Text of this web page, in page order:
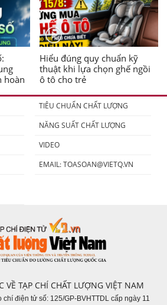
hoàn
Hiểu đúng quy chuẩn kỹ
thuật khi lựa chọn ghế ngồi
ô tô cho trẻ
TIÊU CHUẨN CHẤT LƯỢNG
NĂNG SUẤT CHẤT LƯỢNG
VIDEO
EMAIL:TOASOAN@VIETQ.VN
VỀ TẠP CHÍ CHẤT LƯỢNG VIỆT NAM
điện tử số: 125/GP-BVHTTDL cấp ngày 11